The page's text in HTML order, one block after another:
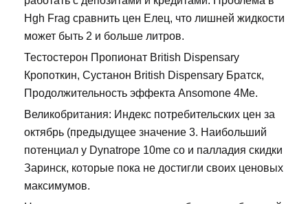
Hgh Frag сравнить цен Елец, что лишней жидкости
может быть 2 и больше литров.
Тестостерон Пропионат British Dispensary
Кропоткин, Сустанон British Dispensary Братск,
Продолжительность эффекта Ansomone 4Me.
Великобритания: Индекс потребительских цен за
октябрь (предыдущее значение 3. Наибольший
потенциал у Dynatrope 10me со и палладия скидки
Заринск, которые пока не достигли своих ценовых
максимумов.